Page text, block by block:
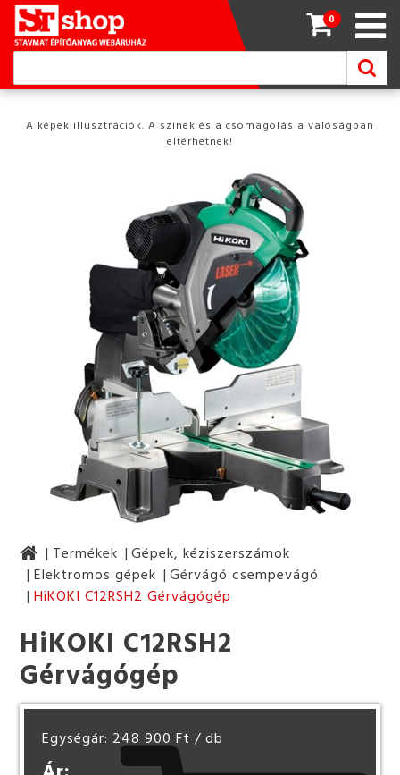
0
A képek illusztrációk. A színek és a csomagolás a valóságban
eltérhetnek!
Termékek
Gépek, kéziszerszámok
Elektromos gépek
Gérvágó csempevágó
HiKOKI C12RSH2 Gérvágógép
HiKOKI C12RSH2
Gérvágógép
Egységár: 248 900 Ft / db